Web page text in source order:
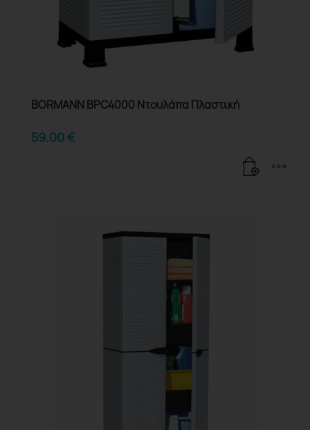
BORMANN BPC4000 Ντουλάπα Πλαστική
59.00€